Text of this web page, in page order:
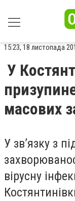
15:23, 18 листопада
У
масових
У зв’язку з
вірусну